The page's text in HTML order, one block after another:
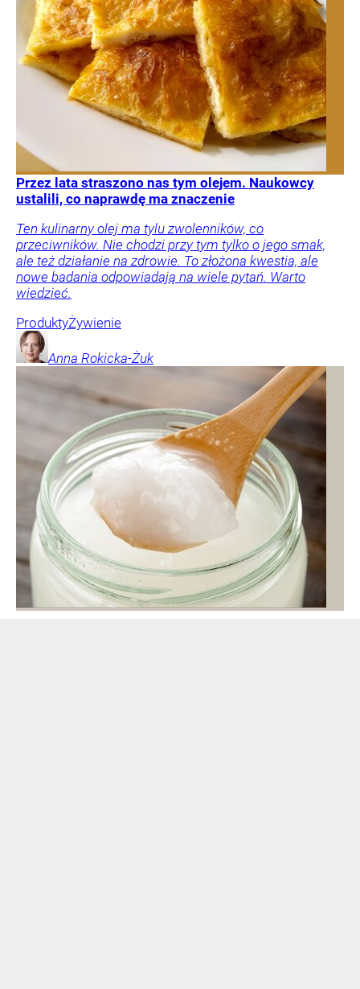
Przez lata straszono nas tym olejem. Naukowcy
ustalili, co naprawdę ma znaczenie
Ten kulinarny olej ma tylu zwolenników, co
przeciwników. Nie chodzi przy tym tylko o jego smak,
ale też działanie na zdrowie. To złożona kwestia, ale
nowe badania odpowiadają na wiele pytań. Warto
wiedzieć.
ProduktyŻywienie
Anna Rokicka-Żuk